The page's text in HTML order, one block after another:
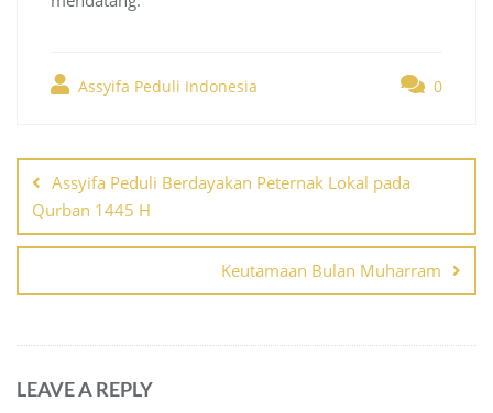
Assyifa Peduli Indonesia 0
navigation
Assyifa Peduli Berdayakan Peternak Lokal pada
Qurban 1445 H
Keutamaan Bulan Muharram
LEAVE A REPLY